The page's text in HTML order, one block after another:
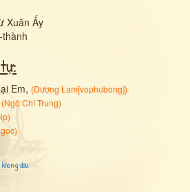
Xuân Ấy
Em, (Dương Lam[vophubong])
(Ngô Chí Trung)
)
)
dau